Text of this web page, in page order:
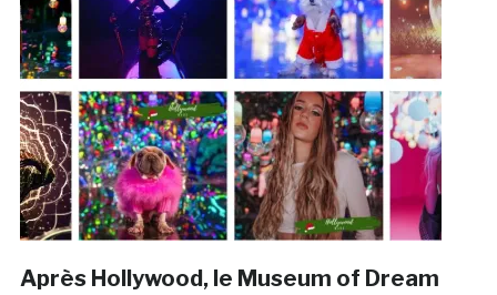
Après Hollywood, le Museum of Dream